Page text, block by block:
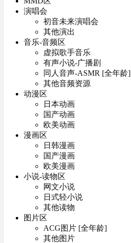
演唱会
初音未来演唱会
其他演出
音乐-音频区
虚拟歌手音乐
有声小说-广播剧
同人音声-ASMR [全年龄]
其他音频资源
动漫区
日本动画
国产动画
欧美动画
漫画区
日韩漫画
国产漫画
欧美漫画
小说-读物区
网文小说
日式轻小说
其他读物
图片区
ACG图片 [全年龄]
其他图片